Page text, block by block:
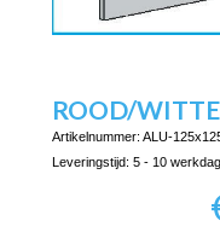
ROOD/
Artikelnummer: ALU-
Leveringstijd: 5 - 10